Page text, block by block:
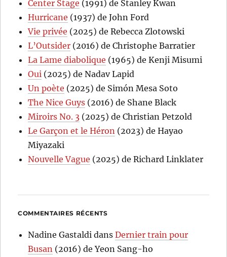
Center Stage (1991) de Stanley Kwan
Hurricane (1937) de John Ford
Vie privée (2025) de Rebecca Zlotowski
L’Outsider (2016) de Christophe Barratier
La Lame diabolique (1965) de Kenji Misumi
Oui (2025) de Nadav Lapid
Un poète (2025) de Simón Mesa Soto
The Nice Guys (2016) de Shane Black
Miroirs No. 3 (2025) de Christian Petzold
Le Garçon et le Héron (2023) de Hayao
Miyazaki
Nouvelle Vague (2025) de Richard Linklater
COMMENTAIRES RÉCENTS
Nadine Gastaldi dansDernier train pour
Busan (2016) de Yeon Sang-ho